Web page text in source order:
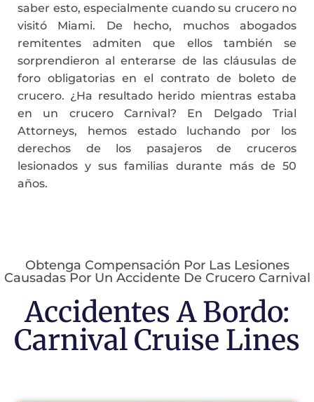
saber esto, especialmente cuando su crucero no
visitó Miami. De hecho, muchos abogados
remitentes admiten que ellos también se
sorprendieron al enterarse de las cláusulas de
foro obligatorias en el contrato de boleto de
crucero. ¿Ha resultado herido mientras estaba
en un crucero Carnival? En Delgado Trial
Attorneys, hemos estado luchando por los
derechos de los pasajeros de cruceros
lesionados y sus familias durante más de 50
años.
Obtenga Compensación Por Las Lesiones
Causadas Por Un Accidente De Crucero Carnival
Accidentes A Bordo:
Carnival Cruise Lines